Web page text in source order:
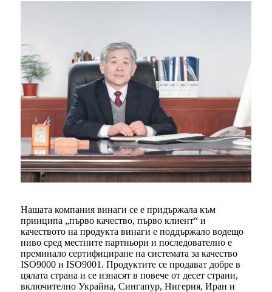
Нашата компания винаги се е придържала към
принципа „първо качество, първо клиент“ и
качеството на продукта винаги е поддържало водещо
ниво сред местните партньори и последователно е
преминало сертифициране на системата за качество
ISO9000 и ISO9001. Продуктите се продават добре в
цялата страна и се изнасят в повече от десет страни,
включително Украйна, Сингапур, Нигерия, Иран и